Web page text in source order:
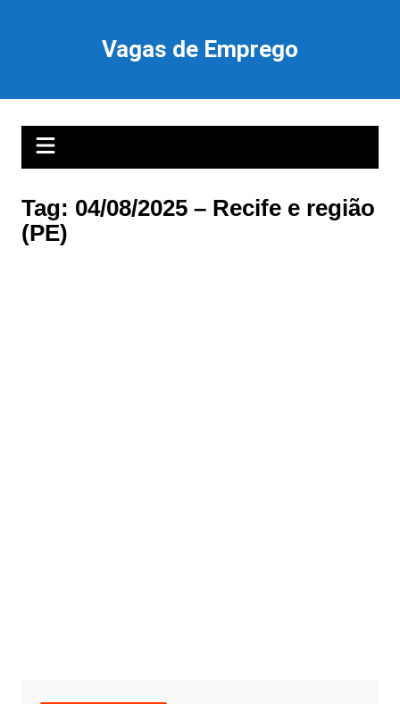
Vagas de Emprego
Tag: 04/08/2025 – Recife e região
(PE)